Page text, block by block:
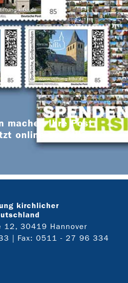
machen Ihre Post
online bestellen
kirchlicher
12, 30419 Hannover
| Fax: 0511 - 27 96 334